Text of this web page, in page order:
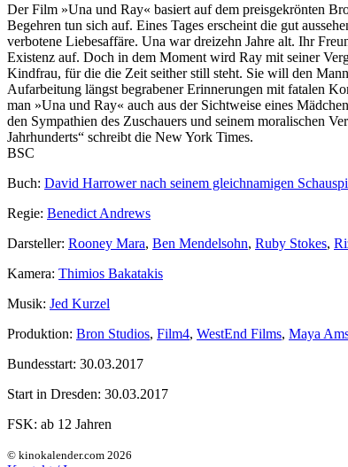
Der Film »Una und Ray« basiert auf dem preisgekrönten
Begehren tun sich auf. Eines Tages erscheint die gut
verbotene Liebesaffäre. Una war dreizehn Jahre alt. Ihr
Existenz auf. Doch in dem Moment wird Ray mit seiner
Kindfrau, für die die Zeit seither still steht. Sie will den
Aufarbeitung längst begrabener Erinnerungen mit fatalen
man »Una und Ray« auch aus der Sichtweise eines
den Sympathien des Zuschauers und seinem moralischen
Jahrhunderts“ schreibt die New York Times.
BSC
Buch: David Harrower nach seinem gleichnamigen
Regie: Benedict Andrews
Darsteller: Rooney Mara, Ben Mendelsohn, Ruby Stokes,
Kamera: Thimios Bakatakis
Musik: Jed Kurzel
Produktion: Bron Studios, Film4, WestEnd Films, Maya
Bundesstart: 30.03.2017
Start in Dresden: 30.03.2017
FSK: ab 12 Jahren
© kinokalender.com 2026